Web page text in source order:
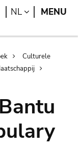
Search
NL LANGUAGE
MENU
Culturele